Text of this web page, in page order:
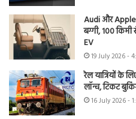
Audi और Apple
बग्गी, 100
EV
19 July 2026 -
रेल यात्रियों के
लॉन्च, टिकट
16 July 2026 -